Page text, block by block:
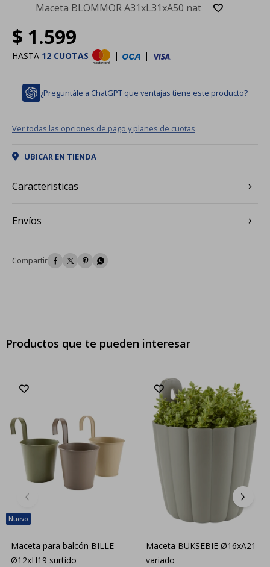
Maceta BLOMMOR A31xL31xA50 nat
$ 1.599
HASTA 12 CUOTAS | |
¿Preguntále a ChatGPT que ventajas tiene este producto?
Ver todas las opciones de pago y planes de cuotas
UBICAR EN TIENDA
Caracteristicas
Envíos
   
Productos que te pueden interesar
Maceta para balcón BILLE
Ø12xH19 surtido
Maceta BUKSEBIE Ø16xA21
variado